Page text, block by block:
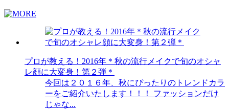
プロが教える！2016年＊秋の流行メイクで旬のオシャ
レ顔に大変身！第２弾＊
今回は２０１６年、秋にぴったりのトレンドカラ
ーをご紹介いたします！！！ ファッションだけ
じゃな...